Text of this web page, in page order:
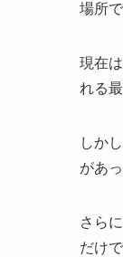
場所で
現在
れる
しか
があ
さら
だけ